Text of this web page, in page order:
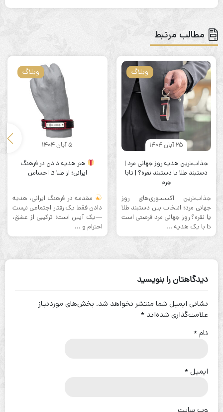
مطالب مرتبط
وبلاگ
25 آبان 1404
جذاب‌ترین هدیه روز جهانی مرد |
دستبند طلا یا دستبند نقره؟ | تابا
چرم
جذاب‌ترین اکسسوری‌های روز
جهانی مرد؛ انتخاب بین دستبند طلا
یا نقره؟ روز جهانی مرد فرصتی است
تا با یک هدیه ...
وبلاگ
5 آبان 1404
هنر هدیه دادن در فرهنگ
ایرانی؛ از طلا تا احساس
مقدمه در فرهنگ ایرانی، هدیه
دادن فقط یک رفتار اجتماعی نیست
—یک آیین است؛ ترکیبی از عشق،
احترام و ...
دیدگاهتان را بنویسید
نشانی ایمیل شما منتشر نخواهد شد. بخش‌های موردنیاز
علامت‌گذاری شده‌اند *
نام*
ایمیل*
وب‌ سایت